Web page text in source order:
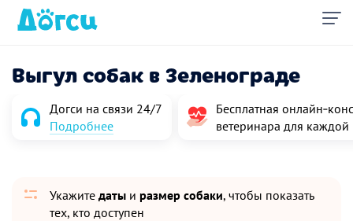
Выгул собак в Зеленограде
Догси на связи 24/7
Подробнее
Бесплатная
ветеринара для
Укажите даты и размер собаки, чтобы показать
тех, кто доступен